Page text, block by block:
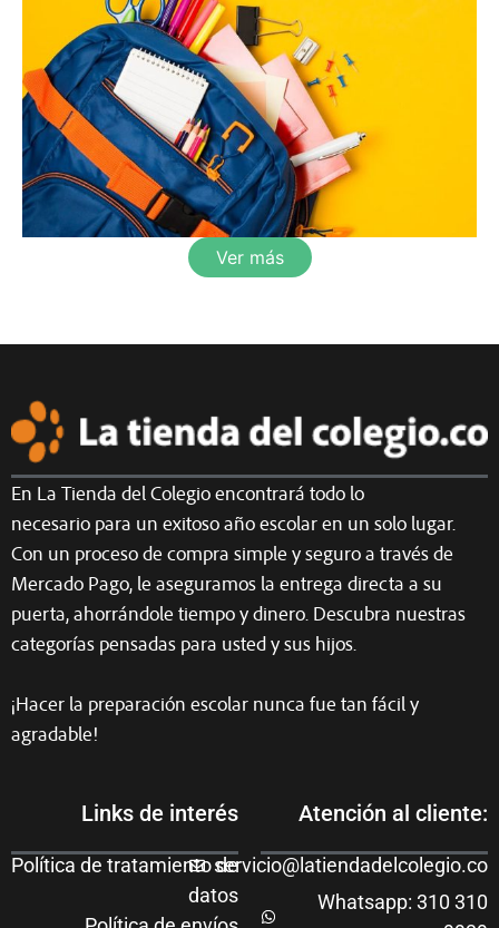
Ver más
En La Tienda del Colegio encontrará todo lo
necesario para un exitoso año escolar en un solo lugar.
Con un proceso de compra simple y seguro a través de
Mercado Pago, le aseguramos la entrega directa a su
puerta, ahorrándole tiempo y dinero. Descubra nuestras
categorías pensadas para usted y sus hijos.
¡Hacer la preparación escolar nunca fue tan fácil y
agradable!
Links de interés
Política de tratamiento de
datos
Atención al cliente:
servicio@latiendadelcolegio.co
Whatsapp: 310 310